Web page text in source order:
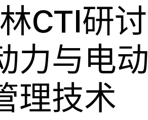
CTI研讨
力与电动
理技术